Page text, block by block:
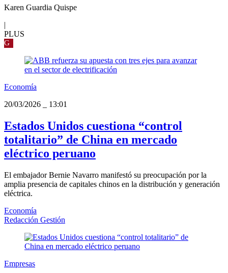
Karen Guardia Quispe
|
PLUS
G
Economía
20/03/2026
13:01
Estados Unidos cuestiona “control
totalitario” de China en mercado
eléctrico peruano
El embajador Bernie Navarro manifestó su preocupación por la
amplia presencia de capitales chinos en la distribución y generación
eléctrica.
Economía
Redacción Gestión
Empresas